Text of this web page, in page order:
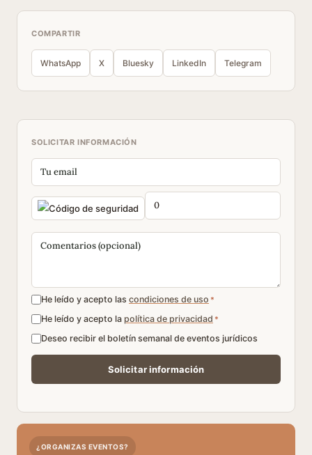
COMPARTIR
WhatsApp X Bluesky LinkedIn Telegram
SOLICITAR INFORMACIÓN
He leído y acepto las condiciones de uso *
He leído y acepto la política de privacidad *
Deseo recibir el boletín semanal de eventos jurídicos
¿ORGANIZAS EVENTOS?